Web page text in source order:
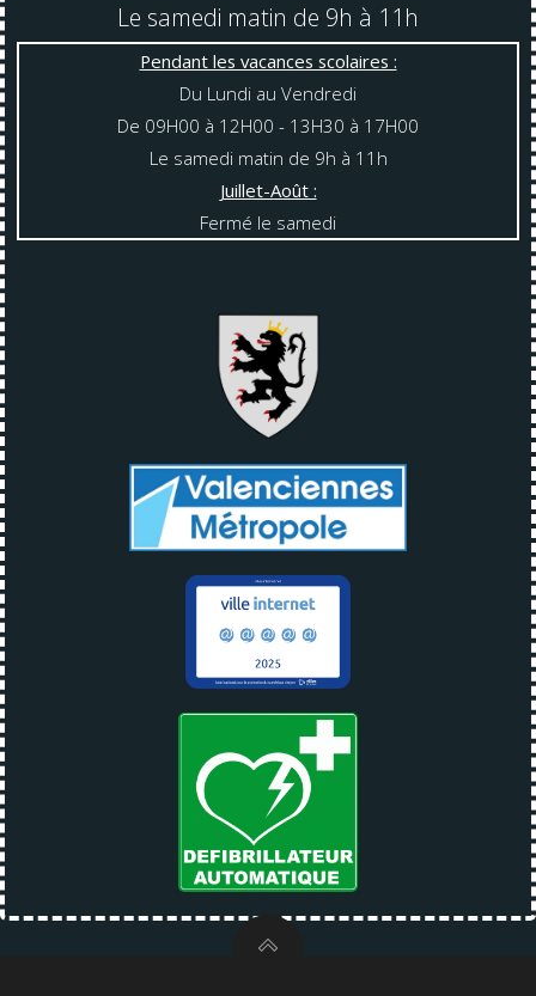
Le samedi matin de 9h à 11h
Pendant les vacances scolaires :
Du Lundi au Vendredi
De 09H00 à 12H00 - 13H30 à 17H00
Le samedi matin de 9h à 11h
Juillet-Août :
Fermé le samedi